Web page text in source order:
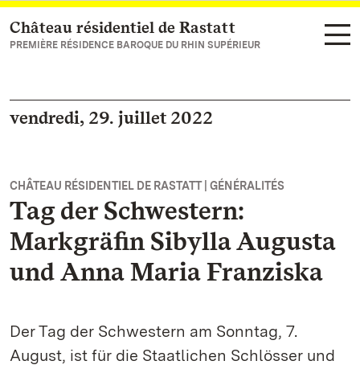
Vers la page d’accueil
Château résidentiel de Rastatt
PREMIÈRE RÉSIDENCE BAROQUE DU RHIN SUPÉRIEUR
vendredi, 29. juillet 2022
CHÂTEAU RÉSIDENTIEL DE RASTATT | GÉNÉRALITÉS
Tag der Schwestern:
Markgräfin Sibylla Augusta
und Anna Maria Franziska
Der Tag der Schwestern am Sonntag, 7.
August, ist für die Staatlichen Schlösser und